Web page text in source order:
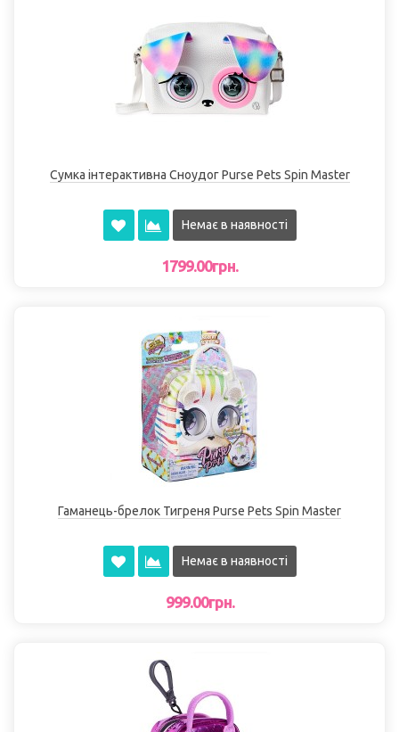
Сумка інтерактивна Сноудог Purse Pets Spin Master
Немає в наявності
1799.00грн.
Гаманець-брелок Тигреня Purse Pets Spin Master
Немає в наявності
999.00грн.